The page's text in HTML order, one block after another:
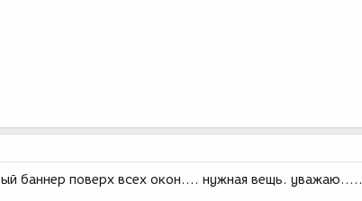
баннер поверх всех окон.... нужная вещь. уважаю.....